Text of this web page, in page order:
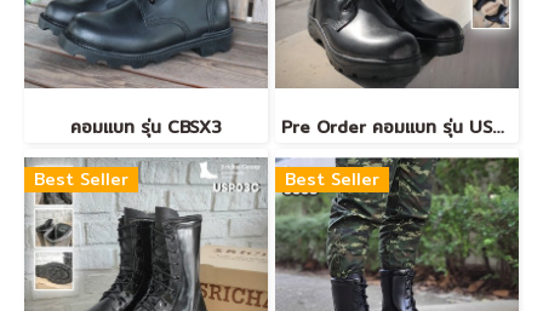
คอมแบท รุ่น CBSX3
Pre Order คอมแบท รุ่น US03C
Best Seller
Best Seller